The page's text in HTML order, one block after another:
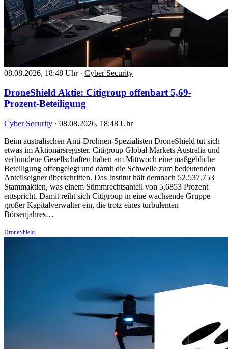
08.08.2026, 18:48 Uhr · Cyber Security
DroneShield Aktie: Citigroup offenbart 5,69-
Prozent-Beteiligung
Cyber Security · 08.08.2026, 18:48 Uhr
Beim australischen Anti-Drohnen-Spezialisten DroneShield tut sich
etwas im Aktionärsregister. Citigroup Global Markets Australia und
verbundene Gesellschaften haben am Mittwoch eine maßgebliche
Beteiligung offengelegt und damit die Schwelle zum bedeutenden
Anteilseigner überschritten. Das Institut hält demnach 52.537.753
Stammaktien, was einem Stimmrechtsanteil von 5,6853 Prozent
entspricht. Damit reiht sich Citigroup in eine wachsende Gruppe
großer Kapitalverwalter ein, die trotz eines turbulenten
Börsenjahres…
DroneShield